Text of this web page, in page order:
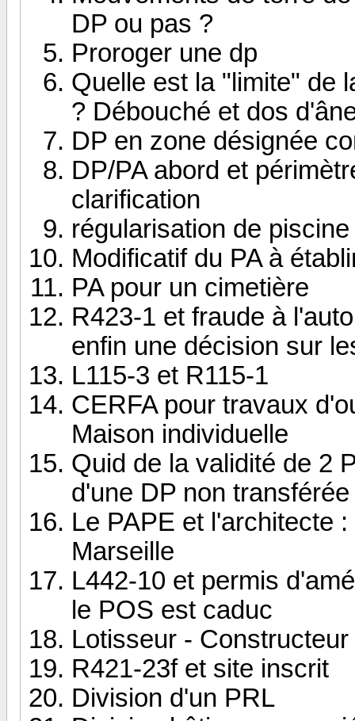
DP ou pas ?
Proroger une dp
Quelle est la "limite" de
? Débouché et dos
DP en zone désignée
DP/PA abord et
clarification
régularisation de piscine
Modificatif du PA à
PA pour un cimetière
R423-1 et fraude à
enfin une décision sur
L115-3 et R115-1
CERFA pour travaux
Maison individuelle
Quid de la validité de 2
d'une DP non transférée
Le PAPE et l'architecte
Marseille
L442-10 et permis
le POS est caduc
Lotisseur - Constructeur
R421-23f et site inscrit
Division d'un PRL